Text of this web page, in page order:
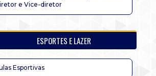
e Vice-diretor
ESPORTES E LAZER
Esportivas